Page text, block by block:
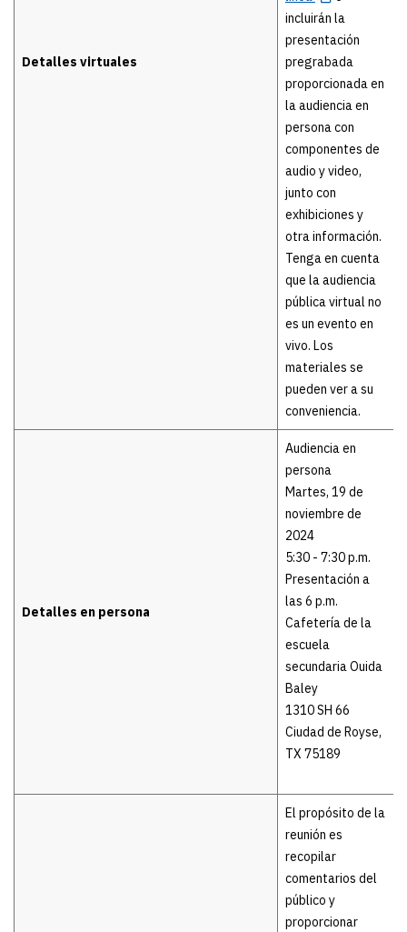
Detalles virtuales
incluirán la
presentación
pregrabada
proporcionada en
la audiencia en
persona con
componentes de
audio y video,
junto con
exhibiciones y
otra información.
Tenga en cuenta
que la audiencia
pública virtual no
es un evento en
vivo. Los
materiales se
pueden ver a su
conveniencia.
Detalles en persona
Audiencia en
persona
Martes, 19 de
noviembre de
2024
5:30 - 7:30 p.m.
Presentación a
las 6 p.m.
Cafetería de la
escuela
secundaria Ouida
Baley
1310 SH 66
Ciudad de Royse,
TX 75189
El propósito de la
reunión es
recopilar
comentarios del
público y
proporcionar